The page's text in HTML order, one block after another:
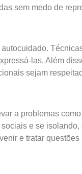
sem medo de
las. Além
sejam
a problemas
e se
e tratar